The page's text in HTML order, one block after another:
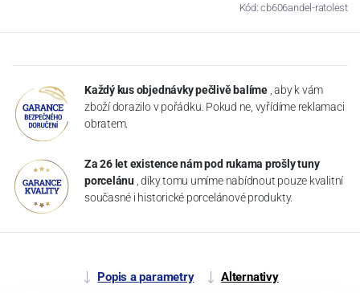
Kód: cb606andel-ratolest
Každý kus objednávky pečlivě balíme , aby k vám
zboží dorazilo v pořádku. Pokud ne, vyřídíme reklamaci
obratem.
Za 26 let existence nám pod rukama prošly tuny
porcelánu , díky tomu umíme nabídnout pouze kvalitní
současné i historické porcelánové produkty.
Popis a parametry Alternativy